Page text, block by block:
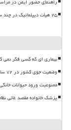
۲۵ هیأت دیپلماتیک در چند ساعت از راه فرودگاه مهرآباد پذیرش شدند
بیماری ای که کسی فکر نمی
وضعیت جوی کشور در ۷۲ ساعت آینده موج بارندگی های تابستانه در راه ۱۱ استان
ممنوعیت ورود حیوانات
پزشک خانواده مقصد غائی